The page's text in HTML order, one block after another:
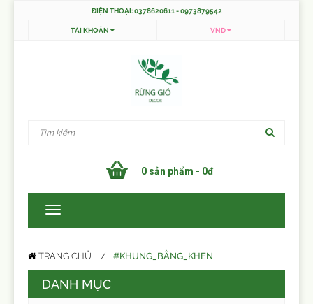
ĐIỆN THOẠI: 0378620611 - 0973879542
TÀI KHOẢN
VND
0 sản phẩm - 0đ
TRANG CHỦ #KHUNG_BẰNG_KHEN
DANH MỤC